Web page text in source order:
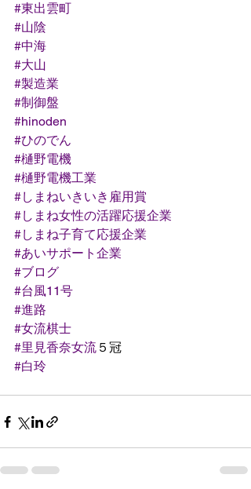
#東出雲町
#山陰
#中海
#大山
#製造業
#制御盤
#hinoden
#ひのでん
#樋野電機
#樋野電機工業
#しまねいきいき雇用賞
#しまね女性の活躍応援企業
#しまね子育て応援企業
#あいサポート企業
#ブログ
#台風11号
#進路
#女流棋士
#里見香奈女流 ５冠
#白玲